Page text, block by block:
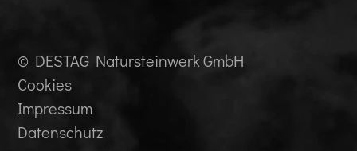
© DESTAG Natursteinwerk GmbH
Cookies
Impressum
Datenschutz